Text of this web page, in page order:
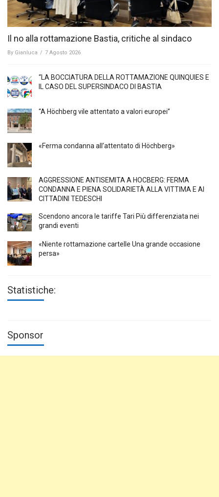
Il no alla rottamazione Bastia, critiche al sindaco
By Gianluca / 7 Agosto 2026
“LA BOCCIATURA DELLA ROTTAMAZIONE QUINQUIES E
IL CASO DEL SUPERSINDACO DI BASTIA
“A Höchberg vile attentato a valori europei”
«Ferma condanna all’attentato di Höchberg»
AGGRESSIONE ANTISEMITA A HÖCBERG: FERMA
CONDANNA E PIENA SOLIDARIETÀ ALLA VITTIMA E AI
CITTADINI TEDESCHI
Scendono ancora le tariffe Tari Più differenziata nei
grandi eventi
«Niente rottamazione cartelle Una grande occasione
persa»
Statistiche:
Sponsor